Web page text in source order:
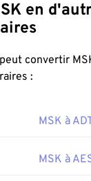
en
convertir
:
MSK à
MSK à